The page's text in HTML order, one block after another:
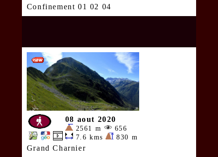
Confinement 01 02 04
08 aout 2020
2561 m
656
7.6 kms
830 m
Grand Charnier